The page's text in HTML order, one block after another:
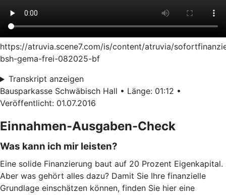
https://atruvia.scene7.com/is/content/atruvia/
bsh-gema-frei-082025-bf
Transkript anzeigen
Bausparkasse Schwäbisch Hall • Länge: 01:12 •
Veröffentlicht: 01.07.2016
Einnahmen-Ausgaben-Check
Was kann ich mir leisten?
Eine solide Finanzierung baut auf 20 Prozent Eigenkapital.
Aber was gehört alles dazu? Damit Sie Ihre finanzielle
Grundlage einschätzen können, finden Sie hier eine